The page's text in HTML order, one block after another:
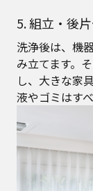
5. 組立・後
洗浄後は、機
み立てます。
し、大きな家
液やゴミはす